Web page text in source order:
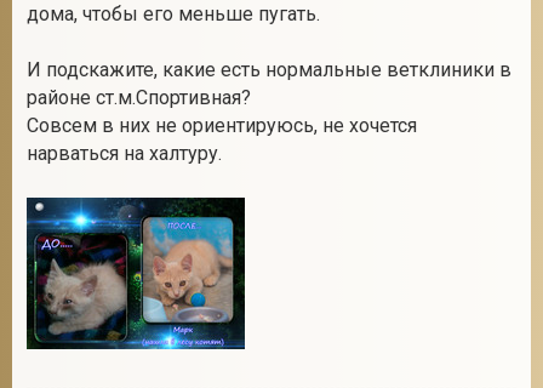
дома, чтобы его меньше пугать.
И подскажите, какие есть нормальные ветклиники в
районе ст.м.Спортивная?
Совсем в них не ориентируюсь, не хочется
нарваться на халтуру.